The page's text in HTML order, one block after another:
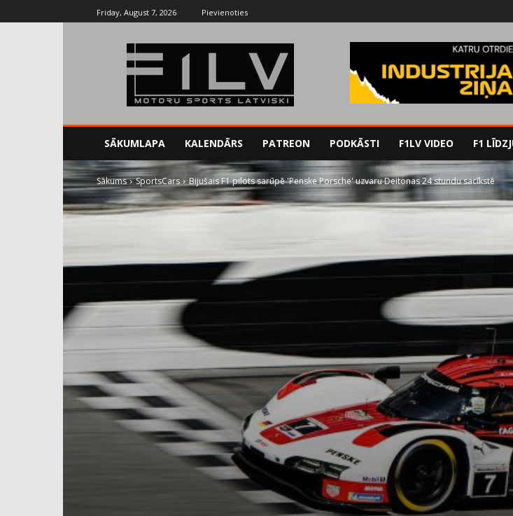
Friday, August 7, 2026 Pievienoties
SĀKUMLAPA KALENDĀRS PATREON PODKĀSTI F1LV VIDEO F1
Sākums SportsCars Bijušais F1 pilots sarūpē 'Penske Porsche' uzvaru Deitonas 24 stundu sacīkstē